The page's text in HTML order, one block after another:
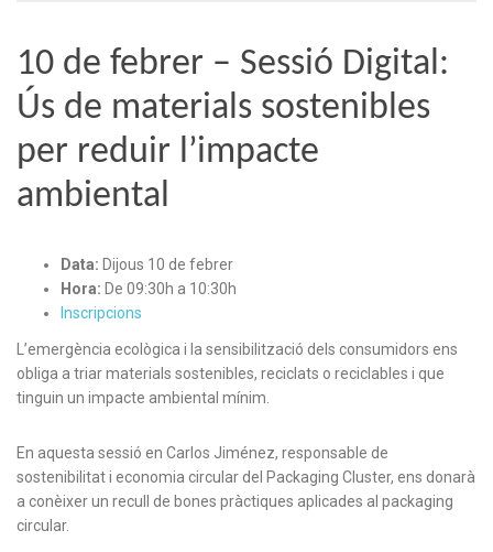
10 de febrer – Sessió Digital:
Ús de materials sostenibles
per reduir l’impacte
ambiental
Data: Dijous 10 de febrer
Hora: De 09:30h a 10:30h
Inscripcions
L’emergència ecològica i la sensibilització dels consumidors ens
obliga a triar materials sostenibles, reciclats o reciclables i que
tinguin un impacte ambiental mínim.
En aquesta sessió en Carlos Jiménez, responsable de
sostenibilitat i economia circular del Packaging Cluster, ens donarà
a conèixer un recull de bones pràctiques aplicades al packaging
circular.